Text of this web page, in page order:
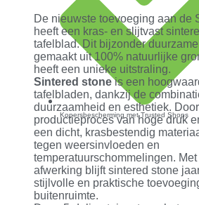
Kopersbescherming met Trusted Shops
De nieuwste toevoeging aan de
heeft een kras- en slijtvast
tafelblad. Dit bijzonder
gemaakt uit 100% natuurlijke
heeft een unieke uitstraling.
Sintered stoneis een
tafelbladen, dankzij de
duurzaamheid en esthetiek.
productieproces van hoge druk
een dicht, krasbestendig
tegen weersinvloeden en
temperatuurschommelingen.
afwerking blijft sintered stone
stijlvolle en praktische
buitenruimte.